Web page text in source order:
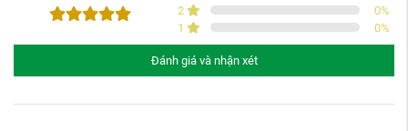
2
0%
1
0%
Đánh giá và nhận xét